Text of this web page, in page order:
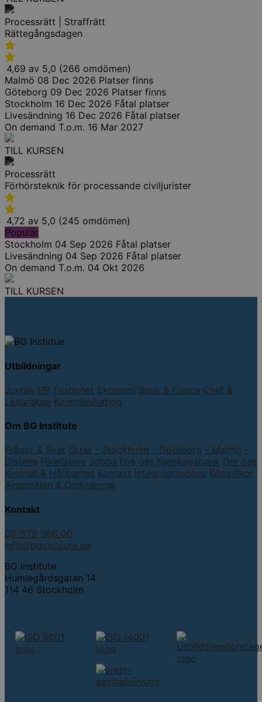
Processrätt | Straffrätt
Rättegångsdagen
4,69 av 5,0 (266 omdömen)
Malmö 08 Dec 2026 Platser finns
Göteborg 09 Dec 2026 Platser finns
Stockholm 16 Dec 2026 Fåtal platser
Livesändning 16 Dec 2026 Fåtal platser
On demand T.o.m. 16 Mar 2027
TILL KURSEN
Processrätt
Förhörsteknik för processande civiljurister
4,72 av 5,0 (245 omdömen)
Populär
Stockholm 04 Sep 2026 Fåtal platser
Livesändning 04 Sep 2026 Fåtal platser
On demand T.o.m. 04 Okt 2026
TILL KURSEN
Utbildningar
Juridik HR Fastighet Ekonomi Bank & Finans Chef &
Ledarskap Kommunikation
Om BG Institute
Frågor & Svar Orter - Stockholm - Göteborg - Malmö -
Distans Föreläsare Jobba hos oss Kunskapsbank Om oss
Kvalitet & Hållbarhet Kontakt Integritetspolicy Köpvillkor
Avanmälan & Ombokning
Kontakt
08-579 366 00
info@bginstitute.se
BG Institute
Humlegårdsgatan 14
114 46 Stockholm